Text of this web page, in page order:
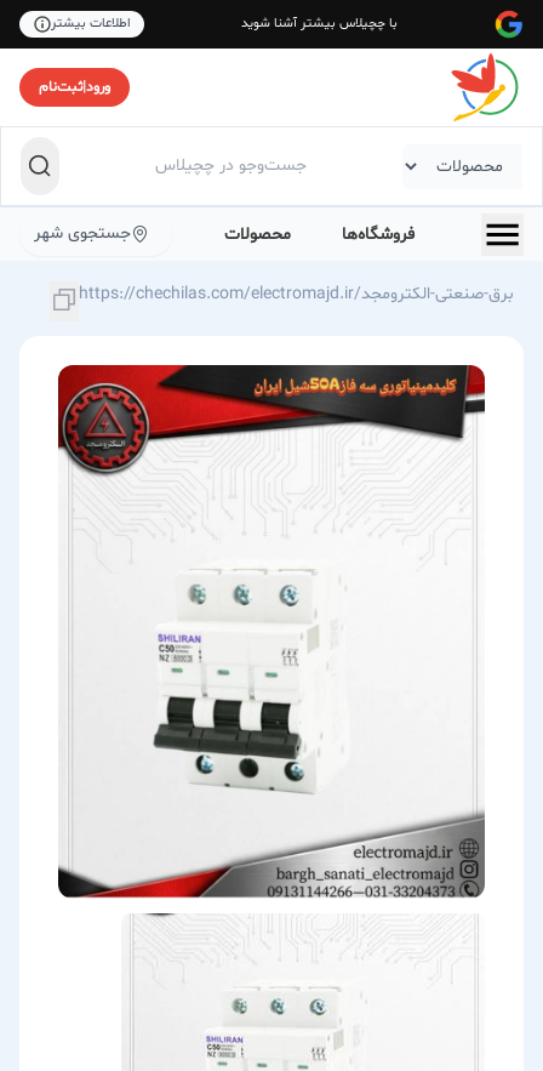
با چچیلاس بیشتر آشنا شوید اطلاعات بیشتر
ورود|ثبت‌نام
فروشگاه‌ها محصولات جستجوی شهر
https://chechilas.com/electromajd.ir/برق-صنعتی-الکترومجد